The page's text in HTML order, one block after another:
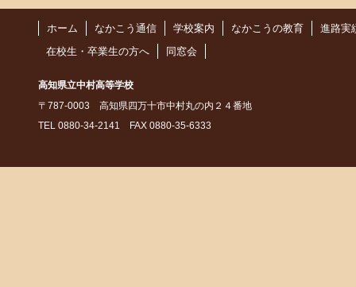
ホーム なかこう通信 学校案内 なかこうの教育
進路実
在校生・卒業生の方へ
同窓会
高知県立中村高等学校
〒787-0003 高知県四万十市中村丸の内２４番地
TEL 0880-34-2141 FAX 0880-35-6333